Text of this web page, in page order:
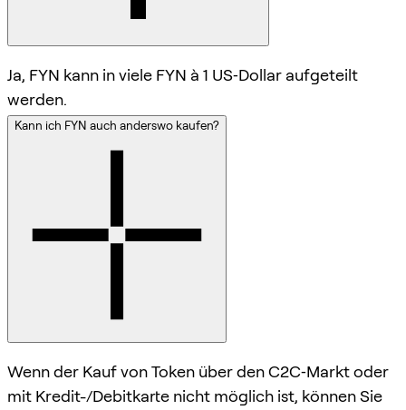
Ja, FYN kann in viele FYN à 1 US‑Dollar aufgeteilt
werden.
Kann ich FYN auch anderswo kaufen?
Wenn der Kauf von Token über den C2C‑Markt oder
mit Kredit-/Debitkarte nicht möglich ist, können Sie